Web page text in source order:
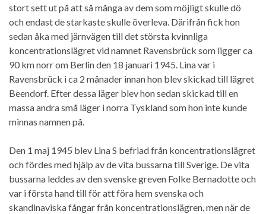
stort sett ut på att så många av dem som möjligt skulle dö
och endast de starkaste skulle överleva. Därifrån fick hon
sedan åka med järnvägen till det största kvinnliga
koncentrationslägret vid namnet Ravensbrück som ligger ca
90 km norr om Berlin den 18 januari 1945. Lina var i
Ravensbrück i ca 2 månader innan hon blev skickad till lägret
Beendorf. Efter dessa läger blev hon sedan skickad till en
massa andra små läger i norra Tyskland som hon inte kunde
minnas namnen på.
Den 1 maj 1945 blev Lina S befriad från koncentrationslägret
och fördes med hjälp av de vita bussarna till Sverige. De vita
bussarna leddes av den svenske greven Folke Bernadotte och
var i första hand till för att föra hem svenska och
skandinaviska fångar från koncentrationslägren, men när de